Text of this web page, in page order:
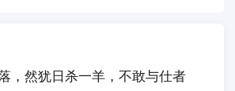
然犹日杀一羊，不敢与仕者